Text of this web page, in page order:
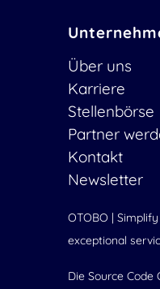
Über uns
Karriere
Stellenbörse
Partner
Kontakt
Newsletter
OTOBO |
exceptional
Die Source Code